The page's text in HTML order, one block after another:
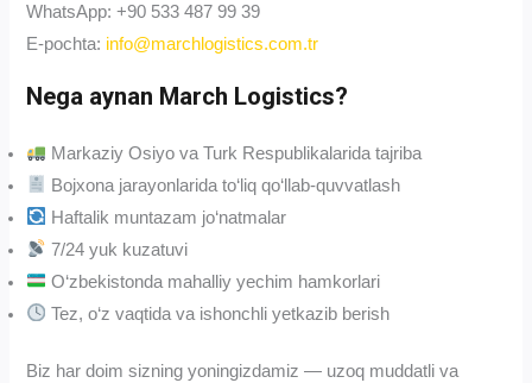
WhatsApp: +90 533 487 99 39
E-pochta: info@marchlogistics.com.tr
Nega aynan March Logistics?
Markaziy Osiyo va Turk Respublikalarida tajriba
Bojxona jarayonlarida to‘liq qo‘llab-quvvatlash
Haftalik muntazam jo‘natmalar
7/24 yuk kuzatuvi
O‘zbekistonda mahalliy yechim hamkorlari
Tez, o‘z vaqtida va ishonchli yetkazib berish
Biz har doim sizning yoningizdamiz — uzoq muddatli va